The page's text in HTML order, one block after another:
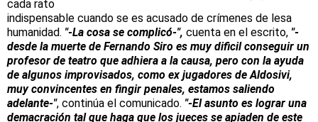
cada rato
indispensable cuando se es acusado de crímenes de lesa
humanidad. "-La cosa se complicó-", cuenta en el escrito, "-
desde la muerte de Fernando Siro es muy dificil conseguir un
profesor de teatro que adhiera a la causa, pero con la ayuda
de algunos improvisados, como ex jugadores de Aldosivi,
muy convincentes en fingir penales, estamos saliendo
adelante-", continúa el comunicado. "-El asunto es lograr una
demacración tal que haga que los jueces se apiaden de este